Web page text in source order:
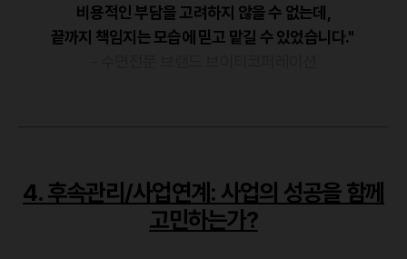
비용적인 부담을 고려하지 않을 수 없는데,
끝까지 책임지는 모습에 믿고 맡길 수 있었습니다."
4. 후속관리/사업연계: 사업의 성공을 함께
고민하는가?